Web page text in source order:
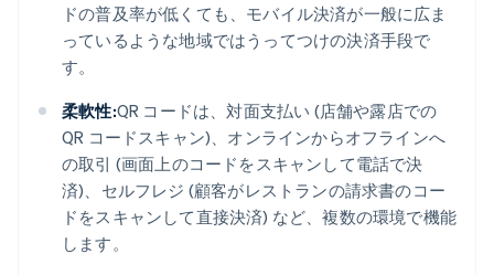
ドの普及率が低くても、モバイル決済が一般に広ま
っているような地域ではうってつけの決済手段で
す。
柔軟性:QR コードは、対面支払い (店舗や露店での
QR コードスキャン)、オンラインからオフラインへ
の取引 (画面上のコードをスキャンして電話で決
済)、セルフレジ (顧客がレストランの請求書のコー
ドをスキャンして直接決済) など、複数の環境で機能
します。